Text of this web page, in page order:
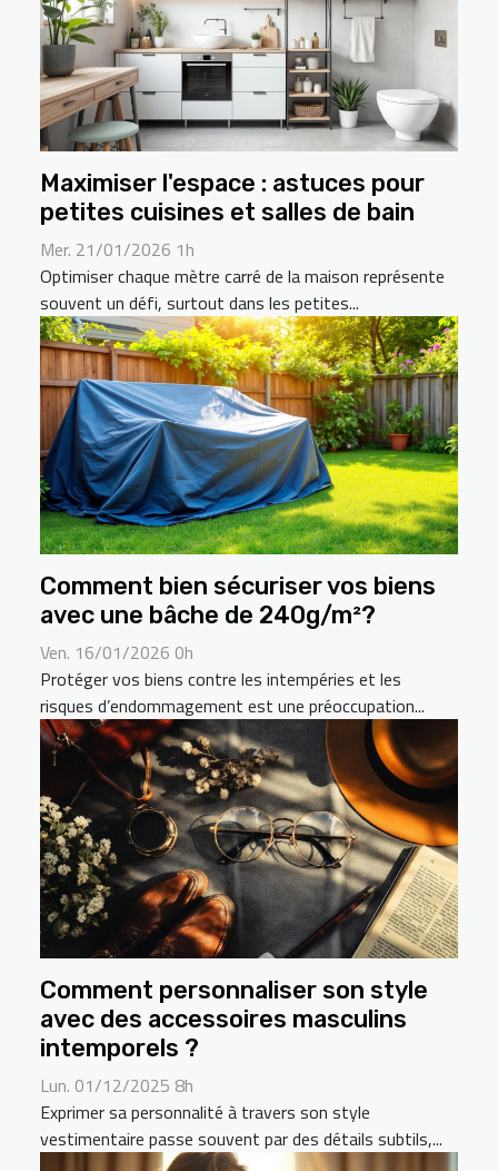
Maximiser l'espace : astuces pour
petites cuisines et salles de bain
Mer. 21/01/2026 1h
Optimiser chaque mètre carré de la maison représente
souvent un défi, surtout dans les petites...
Comment bien sécuriser vos biens
avec une bâche de 240g/m²?
Ven. 16/01/2026 0h
Protéger vos biens contre les intempéries et les
risques d’endommagement est une préoccupation...
Comment personnaliser son style
avec des accessoires masculins
intemporels ?
Lun. 01/12/2025 8h
Exprimer sa personnalité à travers son style
vestimentaire passe souvent par des détails subtils,...